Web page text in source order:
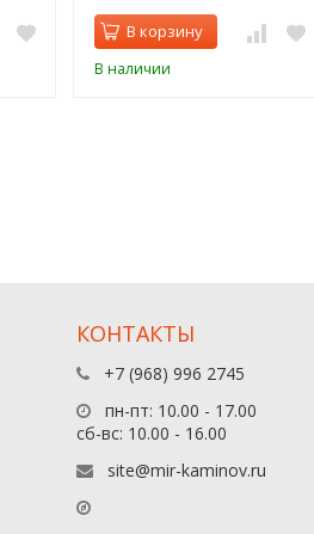
В корзину
В наличии
КОНТАКТЫ
+7 (968) 996 2745
пн-пт: 10.00 - 17.00
сб-вс: 10.00 - 16.00
site@mir-kaminov.ru